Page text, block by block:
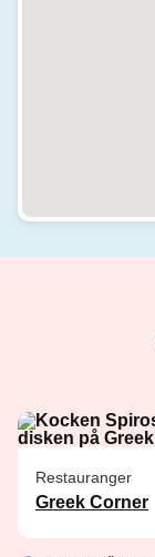
Restauranger
Greek Corner